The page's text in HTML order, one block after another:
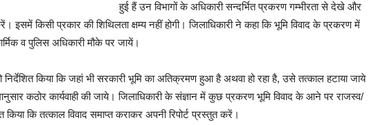
हुई हैं उन विभागों के अधिकारी सन्दर्भित प्रकरण गम्भीरता से देखे और
इसमें किसी प्रकार की शिथिलता क्षम्य नहीं होगी। जिलाधिकारी ने कहा कि भूमि विवाद के प्रकरण में
व पुलिस अधिकारी मौके पर जायें।
निर्देशित किया कि जहां भी सरकारी भूमि का अतिक्रमण हुआ है अथवा हो रहा है, उसे तत्काल हटाया जाये
कठोर कार्यवाही की जाये। जिलाधिकारी के संज्ञान में कुछ प्रकरण भूमि विवाद के आने पर राजस्व/
किया कि तत्काल विवाद समाप्त कराकर अपनी रिपोर्ट प्रस्तुत करें।